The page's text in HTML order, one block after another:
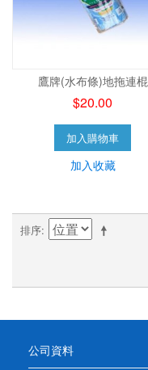
鷹牌(水布條)地拖連棍
$20.00
加入購物車
加入收藏
排序
公司資料